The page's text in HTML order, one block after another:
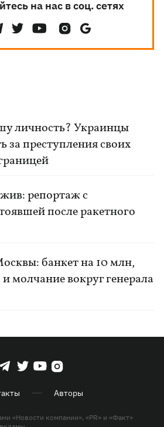
на нас в соц. сетях
личность? Украинцы
за преступления своих
репортаж с
после ракетного
банкет на 10 млн,
молчание вокруг генерала
Авторы
«Новости компании», «PR» и «Факт»